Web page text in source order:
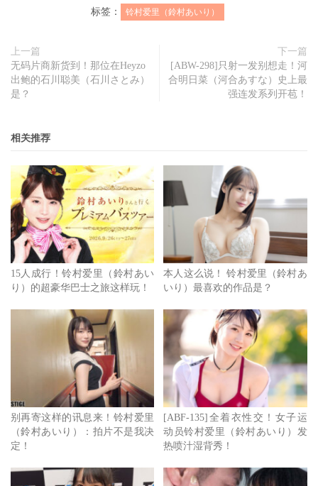
不见了，除了发片外现在也要重回SNS(社群)了，不管你是
之前就支持她的还是初次见面的都请多多指教，最后她还署
名，铃村あいり(铃村爱里)：
奇怪，为什么要署名？
标签： 铃村爱里（鈴村あいり）
上一篇
无码片商新货到！那位在Heyzo
出鲍的石川聪美（石川さとみ）
是？
下一篇
[ABW-298]只射一发别想走！河
合明日菜（河合あすな）史上最
强连发系列开苞！
相关推荐
15人成行！铃村爱里（鈴村あい
り）的超豪华巴士之旅这样玩！
本人这么说！ 铃村爱里（鈴村あ
いり）最喜欢的作品是？
别再寄这样的讯息来！铃村爱里
（鈴村あいり）：拍片不是我决
定！
[ABF-135]全着衣性交！女子运
动员铃村爱里（鈴村あいり）发
热喷汁湿背秀！